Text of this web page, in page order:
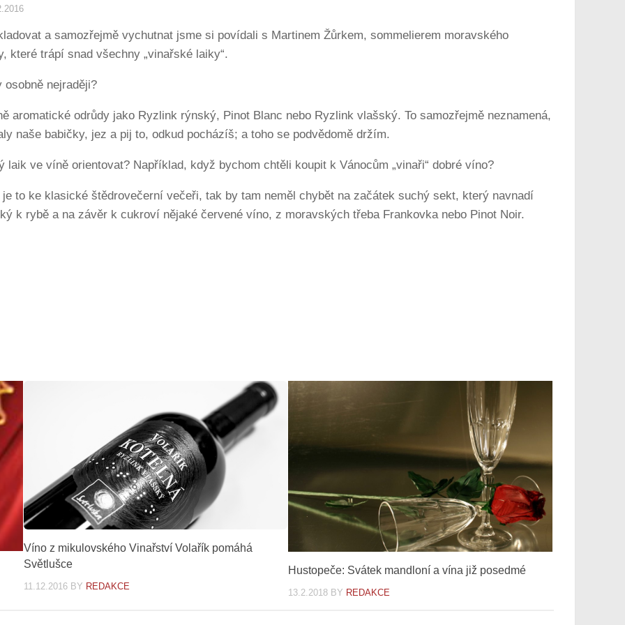
a samozřejmě vychutnat jsme si povídali s Martinem Žůrkem, sommelierem moravského
které trápí snad všechny „vinařské laiky“.
nejraději?
aromatické odrůdy jako Ryzlink rýnský, Pinot Blanc nebo Ryzlink vlašský. To samozřejmě neznamená,
naše babičky, jez a pij to, odkud pocházíš; a toho se podvědomě držím.
ve víně orientovat? Například, když bychom chtěli koupit k Vánocům „vinaři“ dobré víno?
to ke klasické štědrovečerní večeři, tak by tam neměl chybět na začátek suchý sekt, který navnadí
k rybě a na závěr k cukroví nějaké červené víno, z moravských třeba Frankovka nebo Pinot Noir.
Víno z mikulovského Vinařství Volařík pomáhá
Světlušce
11.12.2016BY REDAKCE
Hustopeče: Svátek mandloní a vína již posedmé
13.2.2018 BY REDAKCE